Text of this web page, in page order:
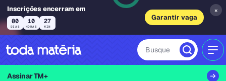
Inscrições encerram em
00
DIAS
10
HORAS
27
MIN
Garantir vaga
×
Busque
Assinar TM+